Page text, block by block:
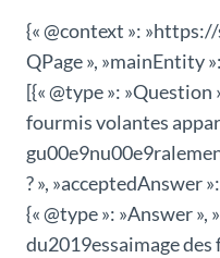
{« @context »: »https://
QPage », »mainEntity »:
[{« @type »: »Question
fourmis volantes
? », »acceptedAnswer »:
{« @type »: »Answer »,
du2019essaimage